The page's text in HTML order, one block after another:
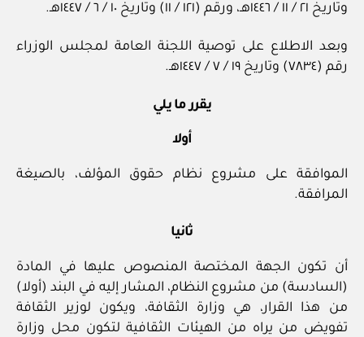
وتاريخ ٢١ / ١١ / ١٤٤٦هـ، ورقم (١٢١ / ١١) وتاريخ ١٠ / ٦ / ١٤٤٧هـ.
وبعد الاطلاع على توصية اللجنة العامة لمجلس الوزراء
رقم (٧٨٣٤) وتاريخ ١٩ / ٧ / ١٤٤٧هـ.
يقرر ما يلي
أولا
الموافقة على مشروع نظام حقوق المؤلف، بالصيغة
المرافقة.
ثانيا
أن تكون الجهة المختصة المنصوص عليها في المادة
(السادسة) من مشروع النظام، المشار إليه في البند (أولا)
من هذا القرار، هي وزارة الثقافة، ويكون لوزير الثقافة
تفويض من يراه من الهيئات الثقافية لتكون محل وزارة